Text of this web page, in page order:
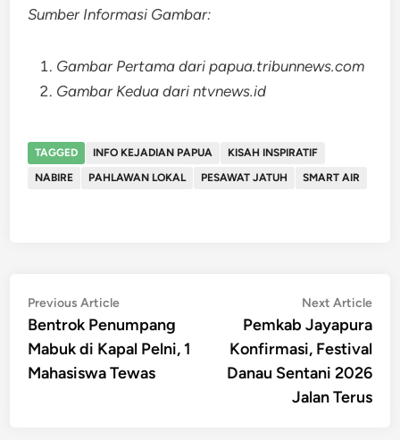
Sumber Informasi Gambar:
Gambar Pertama dari papua.tribunnews.com
Gambar Kedua dari ntvnews.id
TAGGED INFO KEJADIAN PAPUA
KISAH INSPIRATIF
NABIRE
PAHLAWAN LOKAL PESAWAT JATUH SMART AIR
Post
navigation
Previous ArticlePrevious
article:
Bentrok Penumpang
Mabuk di Kapal Pelni, 1
Mahasiswa Tewas
Next Article
Pemkab Jayapura
Konfirmasi, Festival
Danau Sentani 2026
Jalan Terus